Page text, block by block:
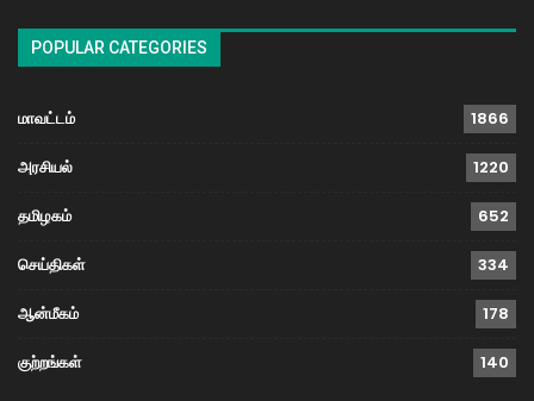
POPULAR CATEGORIES
மாவட்டம் 1866
அரசியல் 1220
தமிழகம் 652
செய்திகள் 334
ஆன்மீகம் 178
குற்றங்கள் 140